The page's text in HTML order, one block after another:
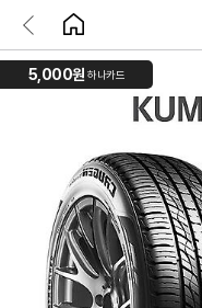
5,000원 하나카드